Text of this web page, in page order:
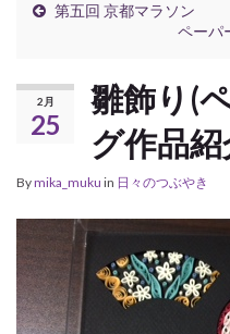
第五回 京都マラソン
ペーパ
2月
25
雛飾り(
グ作品紹
Bymika_muku in 日々のつぶやき